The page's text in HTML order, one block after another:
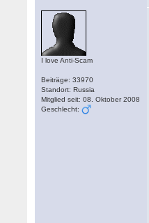
I love Anti-Scam
Beiträge: 33970
Standort: Russia
Mitglied seit: 08. Oktober 2008
Geschlecht: